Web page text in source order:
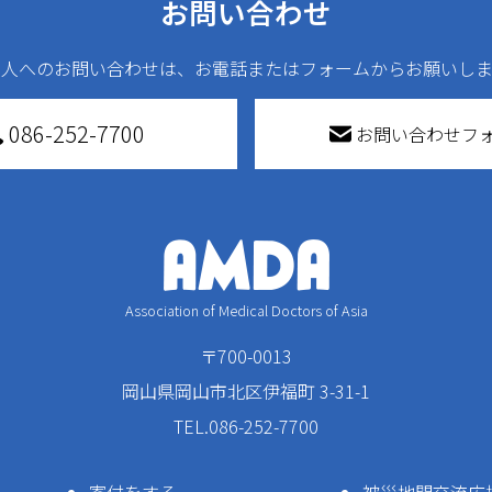
お問い合わせ
へのお問い合わせは、お電話またはフォームからお願いしま
086-252-7700 お問い合わせフ
Association of Medical Doctors of Asia
〒700-0013
岡山県岡山市北区伊福町 3-31-1
TEL.086-252-7700